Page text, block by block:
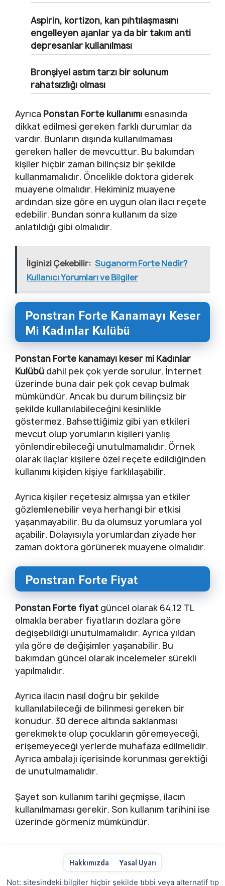
Aspirin, kortizon, kan pıhtılaşmasını
engelleyen ajanlar ya da bir takım anti
depresanlar kullanılması
Bronşiyel astım tarzı bir solunum
rahatsızlığı olması
Ayrıca Ponstan Forte kullanımı esnasında
dikkat edilmesi gereken farklı durumlar da
vardır. Bunların dışında kullanılmaması
gereken haller de mevcuttur. Bu bakımdan
kişiler hiçbir zaman bilinçsiz bir şekilde
kullanmamalıdır. Öncelikle doktora giderek
muayene olmalıdır. Hekiminiz muayene
ardından size göre en uygun olan ilacı reçete
edebilir. Bundan sonra kullanım da size
anlatıldığı gibi olmalıdır.
İlginizi Çekebilir: Suganorm Forte Nedir?
Kullanıcı Yorumları ve Bilgiler
Ponstran Forte Kanamayı Keser
Mi Kadınlar Kulübü
Ponstan Forte kanamayı keser mi Kadınlar
Kulübü dahil pek çok yerde sorulur. İnternet
üzerinde buna dair pek çok cevap bulmak
mümkündür. Ancak bu durum bilinçsiz bir
şekilde kullanılabileceğini kesinlikle
göstermez. Bahsettiğimiz gibi yan etkileri
mevcut olup yorumların kişileri yanlış
yönlendirebileceği unutulmamalıdır. Örnek
olarak ilaçlar kişilere özel reçete edildiğinden
kullanımı kişiden kişiye farklılaşabilir.
Ayrıca kişiler reçetesiz almışsa yan etkiler
gözlemlenebilir veya herhangi bir etkisi
yaşanmayabilir. Bu da olumsuz yorumlara yol
açabilir. Dolayısıyla yorumlardan ziyade her
zaman doktora görünerek muayene olmalıdır.
Ponstran Forte Fiyat
Ponstan Forte fiyat güncel olarak 64.12 TL
olmakla beraber fiyatların dozlara göre
değişebildiği unutulmamalıdır. Ayrıca yıldan
yıla göre de değişimler yaşanabilir. Bu
bakımdan güncel olarak incelemeler sürekli
yapılmalıdır.
Ayrıca ilacın nasıl doğru bir şekilde
kullanılabileceği de bilinmesi gereken bir
konudur. 30 derece altında saklanması
gerekmekte olup çocukların göremeyeceği,
erişemeyeceği yerlerde muhafaza edilmelidir.
Ayrıca ambalajı içerisinde korunması gerektiği
de unutulmamalıdır.
Şayet son kullanım tarihi geçmişse, ilacın
kullanılmaması gerekir. Son kullanım tarihini ise
üzerinde görmeniz mümkündür.
Hakkımızda Yasal Uyarı
Not: sitesindeki bilgiler hiçbir şekilde tıbbi veya alternatif tıp